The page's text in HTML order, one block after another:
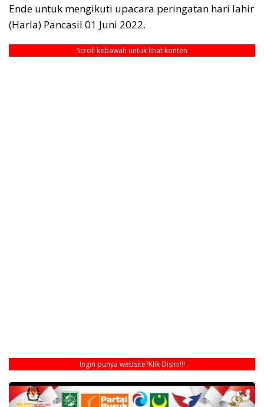
Ende untuk mengikuti upacara peringatan hari lahir
(Harla) Pancasil 01 Juni 2022.
Scroll kebawah untuk lihat konten
Ingin punya website?Klik Disini!!!